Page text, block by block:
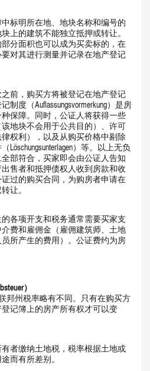
标明所在地、地块名称和编号的
上的建筑不能独立抵押或转让。
分面积也可以成为买卖标的，在
对其进行测量并记录在地产登记
前，购买方将被登记在地产登记
度（Auflassungsvormerkung）是房
保障。同时，公证人将获得一些
地块不会用于公共目的）、许可
律权利），以及从购买价格中剔除
）等。以上无负
部符合，买家即会由公证人告知
售者和抵押债权人收到房款和收
过的购买合同，为购房者申请在
让。
各项开支和税务通常需要买家支
费和雇佣金（雇佣建筑师、土地
所产生的费用）。公证费约为房
）
邦州税率略有不同。只有在购买方
记簿上的房产所有权才可以变
者缴纳土地税，税率根据土地或
而有所差别。